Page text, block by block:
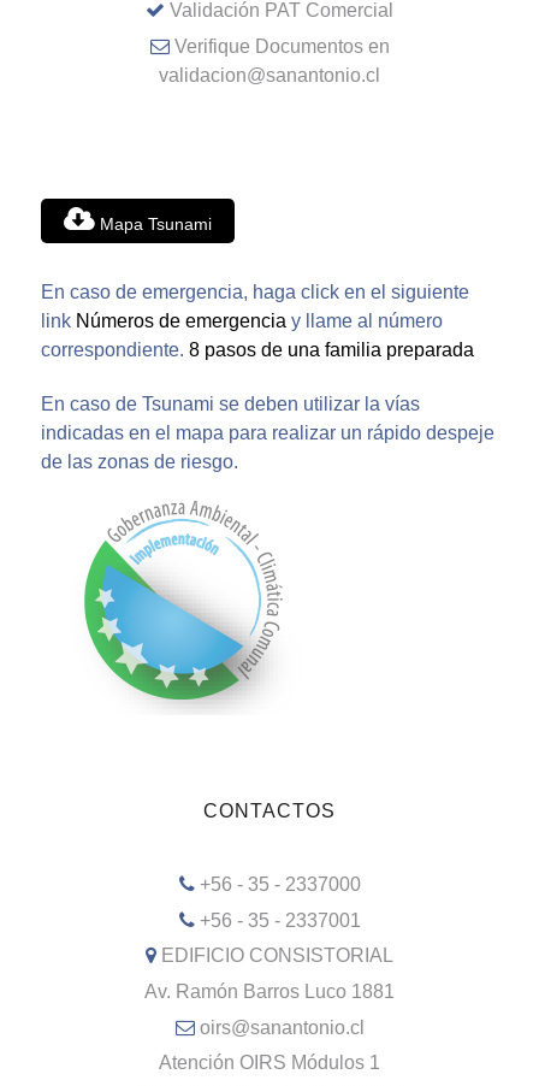
Validación PAT Comercial
Verifique Documentos en
validacion@sanantonio.cl
Mapa Tsunami
En caso de emergencia, haga click en el siguiente
link Números de emergencia y llame al número
correspondiente. 8 pasos de una familia preparada
En caso de Tsunami se deben utilizar la vías
indicadas en el mapa para realizar un rápido despeje
de las zonas de riesgo.
CONTACTOS
+56 - 35 - 2337000
+56 - 35 - 2337001
EDIFICIO CONSISTORIAL
Av. Ramón Barros Luco 1881
oirs@sanantonio.cl
Atención OIRS Módulos 1